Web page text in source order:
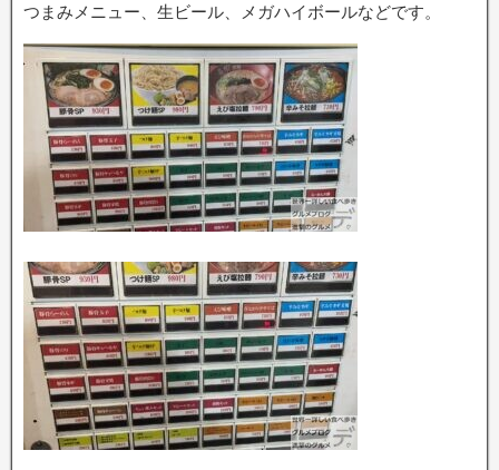
つまみメニュー、生ビール、メガハイボールなどです。